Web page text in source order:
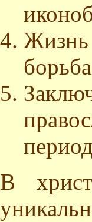
Жизнь
В